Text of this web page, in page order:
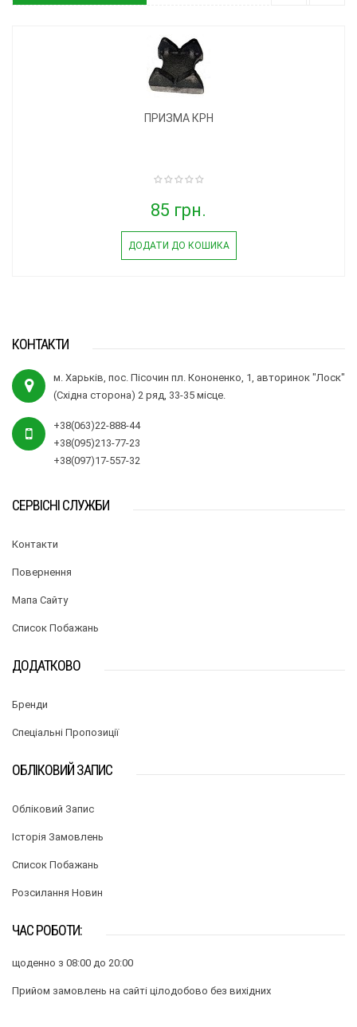
ПРИЗМА КРН
85 грн.
ДОДАТИ ДО КОШИКА
КОНТАКТИ
м. Харьків, пос. Пісочин пл. Кононенко, 1, авторинок "Лоск"
(Східна сторона) 2 ряд, 33-35 місце.
+38(063)22-888-44
+38(095)213-77-23
+38(097)17-557-32
СЕРВІСНІ СЛУЖБИ
Контакти
Повернення
Мапа Сайту
Список Побажань
ДОДАТКОВО
Бренди
Спеціальні Пропозиції
ОБЛІКОВИЙ ЗАПИС
Обліковий Запис
Історія Замовлень
Список Побажань
Розсилання Новин
ЧАС РОБОТИ:
щоденно з 08:00 до 20:00
Прийом замовлень на сайті цілодобово без вихідних